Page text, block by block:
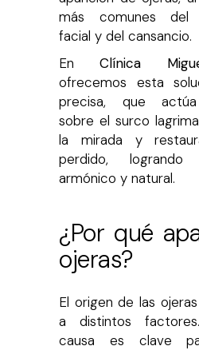
más comunes del
facial y del cansancio.
EnClínica
ofrecemos esta
precisa, que
sobre el surco
la mirada y
perdido,
armónico y natural.
¿Por qué
ojeras?
El origen de las
a distintos
causa es clave